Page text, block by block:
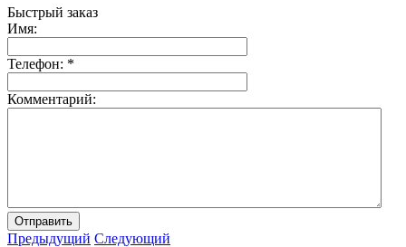
Быстрый заказ
Имя:
Телефон: *
Комментарий:
Отправить
Предыдущий Следующий